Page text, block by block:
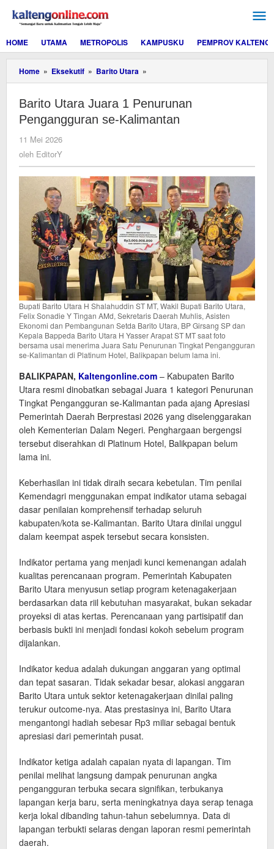
konten
HOME
UTAMA METROPOLIS KAMPUSKU PEMPROV KALTENG
Home » Eksekutif » Barito Utara »
Utara
1
Penurunan
Pengangguran
Barito Utara Juara 1 Penurunan
Pengangguran se-Kalimantan
11 Mei 2026
oleh EditorY
Bupati Barito Utara H Shalahuddin ST MT, Wakil Bupati Barito Utara,
Felix Sonadie Y Tingan AMd, Sekretaris Daerah Muhlis, Asisten
Ekonomi dan Pembangunan Setda Barito Utara, BP Girsang SP dan
Kepala Bappeda Barito Utara H Yasser Arapat ST MT saat foto
bersama usai menerima Juara Satu Penurunan Tingkat Pengangguran
se-Kalimantan di Platinum Hotel, Balikpapan belum lama ini.
BALIKPAPAN, Kaltengonline.com – Kabupaten Barito
Utara resmi dinobatkan sebagai Juara 1 kategori Penurunan
Tingkat Pengangguran se-Kalimantan pada ajang Apresiasi
Pemerintah Daerah Berprestasi 2026 yang diselenggarakan
oleh Kementerian Dalam Negeri. Penghargaan bergengsi
tersebut diserahkan di Platinum Hotel, Balikpapan belum
lama ini.
Keberhasilan ini tidak diraih secara kebetulan. Tim penilai
Kemendagri menggunakan empat indikator utama sebagai
dasar penilaian komprehensif terhadap seluruh
kabupaten/kota se-Kalimantan. Barito Utara dinilai unggul
dalam keempat aspek tersebut secara konsisten.
Indikator pertama yang menjadi kunci kemenangan adalah
kualitas perencanaan program. Pemerintah Kabupaten
Barito Utara menyusun setiap program ketenagakerjaan
berdasarkan data riil kebutuhan masyarakat, bukan sekadar
proyeksi di atas kertas. Perencanaan yang partisipatif dan
berbasis bukti ini menjadi fondasi kokoh sebelum program
dijalankan.
Indikator kedua adalah dukungan anggaran yang optimal
dan tepat sasaran. Tidak sekadar besar, alokasi anggaran
Barito Utara untuk sektor ketenagakerjaan dinilai paling
terukur outcome-nya. Atas prestasinya ini, Barito Utara
mengantongi hadiah sebesar Rp3 miliar sebagai bentuk
apresiasi dari pemerintah pusat.
Indikator ketiga adalah capaian nyata di lapangan. Tim
penilai melihat langsung dampak penurunan angka
pengangguran terbuka secara signifikan, terbukanya
lapangan kerja baru, serta meningkatnya daya serap tenaga
kerja lokal dibanding tahun-tahun sebelumnya. Data di
lapangan terbukti selaras dengan laporan resmi pemerintah
daerah.